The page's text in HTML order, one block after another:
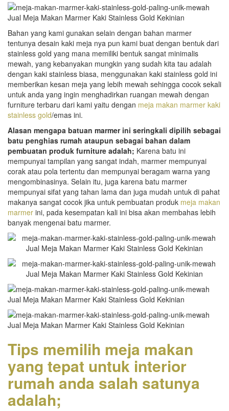
Bahan yang kami gunakan selain dengan bahan marmer
tentunya desain kaki meja nya pun kami buat dengan bentuk dari
stainless gold yang mana memiliki bentuk sangat minimalis
mewah, yang kebanyakan mungkin yang sudah kita tau adalah
dengan kaki stainless biasa, menggunakan kaki stainless gold ini
memberikan kesan meja yang lebih mewah sehingga cocok sekali
untuk anda yang ingin menghadirkan ruangan mewah dengan
furniture terbaru dari kami yaitu dengan meja makan marmer kaki
stainless gold/emas ini.
Alasan mengapa batuan marmer ini seringkali dipilih sebagai
batu penghias rumah ataupun sebagai bahan dalam
pembuatan produk furniture adalah; Karena batu ini
mempunyai tampilan yang sangat indah, marmer mempunyai
corak atau pola tertentu dan mempunyai beragam warna yang
mengombinasinya. Selain itu, juga karena batu marmer
mempunyai sifat yang tahan lama dan juga mudah untuk di pahat
makanya sangat cocok jika untuk pembuatan produk meja makan
marmer ini, pada kesempatan kali ini bisa akan membahas lebih
banyak mengenai batu marmer.
Tips memilih meja makan
yang tepat untuk interior
rumah anda salah satunya
adalah;